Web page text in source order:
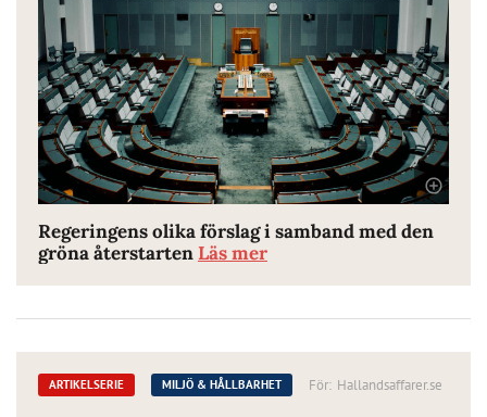
Regeringens olika förslag i samband med den
gröna återstartenLäs mer
ARTIKELSERIE MILJÖ & HÅLLBARHET För: Hallandsaffarer.se